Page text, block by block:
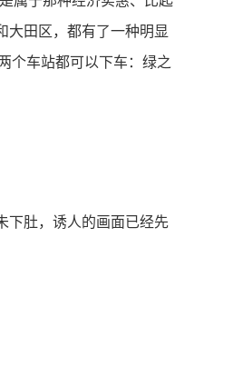
⼤⽥区，都有了⼀种明显
个⻋站都可以下⻋：绿之
下肚，诱人的画面已经先